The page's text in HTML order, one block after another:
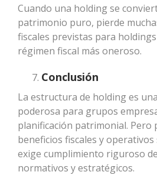
Cuando una holding se
patrimonio puro, pierde
fiscales previstas para
régimen fiscal más oneroso.
Conclusión
La estructura de holding es
poderosa para grupos
planificación patrimonial. Pero
beneficios fiscales y
exige cumplimiento riguroso
normativos y estratégicos.